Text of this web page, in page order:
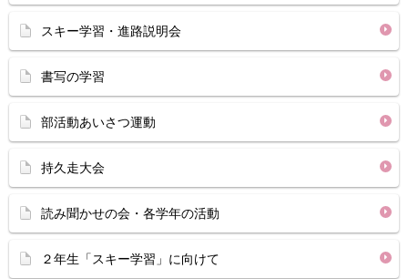
スキー学習・進路説明会
書写の学習
部活動あいさつ運動
持久走大会
読み聞かせの会・各学年の活動
２年生「スキー学習」に向けて